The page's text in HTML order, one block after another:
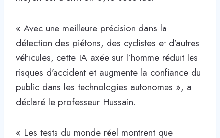
« Avec une meilleure précision dans la
détection des piétons, des cyclistes et d’autres
véhicules, cette IA axée sur l’homme réduit les
risques d’accident et augmente la confiance du
public dans les technologies autonomes », a
déclaré le professeur Hussain.
« Les tests du monde réel montrent que